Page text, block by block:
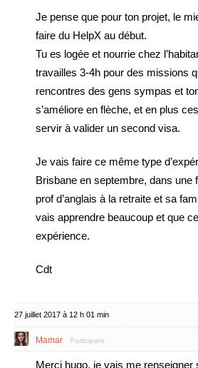
Je pense que pour ton projet, le
faire du HelpX au début.
Tu es logée et nourrie chez
travailles 3-4h pour des missions
rencontres des gens sympas et
s’améliore en flèche, et en plus
servir à valider un second visa.
Je vais faire ce même type
Brisbane en septembre, dans une
prof d’anglais à la retraite et sa
vais apprendre beaucoup et que
expérience.
Cdt
27 juillet 2017 à 12 h 01 min
Mamar Participant
Merci hugo, je vais me renseigner